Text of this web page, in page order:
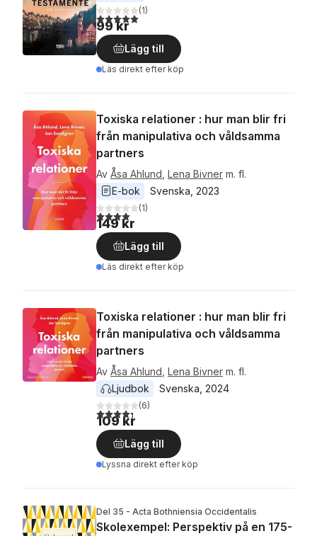
5,0utav 5 stjärnor. Totalt antal röster:
(1)
99 kr
Lägg till
Läs direkt efter köp
Toxiska relationer : hur man blir fri
från manipulativa och våldsamma
partners
Av Åsa Ahlund Lena Bivner m. fl.
E-bok
Svenska 2023
4,0utav 5 stjärnor. Totalt antal röster:
(1)
149 kr
Lägg till
Läs direkt efter köp
Toxiska relationer : hur man blir fri
från manipulativa och våldsamma
partners
Av Åsa Ahlund Lena Bivner m. fl.
Ljudbok
Svenska 2024
4,3utav 5 stjärnor. Totalt antal röster:
(6)
109 kr
Lägg till
Lyssna direkt efter köp
Del 35 - Acta Bothniensia Occidentalis
Skolexempel: Perspektiv på en 175-